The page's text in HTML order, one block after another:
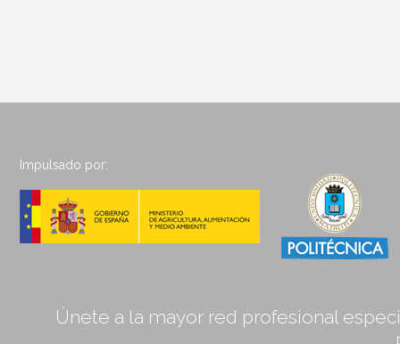
Impulsado por:
Únete a la mayor red profesional